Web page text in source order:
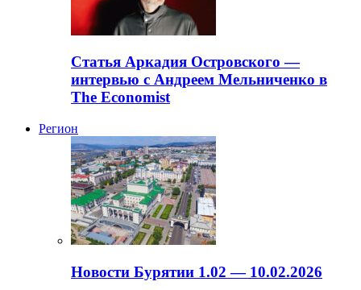
Статья Аркадия Островского —
интервью с Андреем Мельниченко в
The Economist
Регион
Новости Бурятии 1.02 — 10.02.2026